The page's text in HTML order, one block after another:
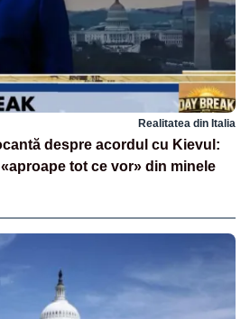
Realitatea din Italia
despre acordul cu Kievul:
tot ce vor» din minele